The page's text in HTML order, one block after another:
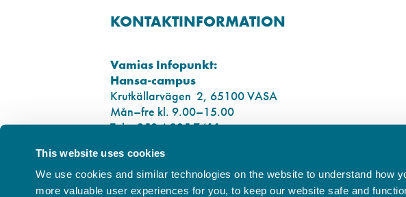
This website uses cookies
We use cookies and similar technologies on the website to understand how
more valuable user experiences for you, to keep our website safe and
KONTAKTINFORMATION
Vamias Infopunkt:
Hansa-campus
Krutkällarvägen 2, 65100 VASA
Mån–fre kl. 9.00–15.00
Tel. +358 6 325 7411
Sampo-campus
Smedsbyvägen 16, 65100 VASA